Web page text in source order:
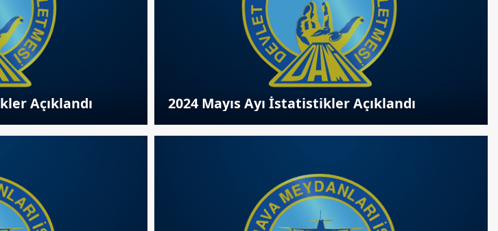
Açıklandı 2024 Mayıs Ayı İstatistikler Açıklandı